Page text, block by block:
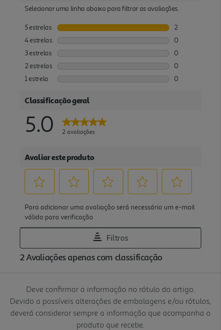
Deve confirmar a informação no rótulo do artigo.
Devido a possíveis alterações de embalagens e/ou rótulos,
deverá considerar sempre a informação que acompanha o
produto que recebe.